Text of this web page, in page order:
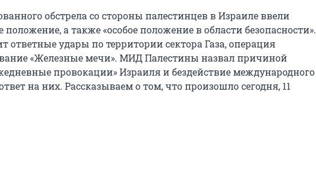
обстрела со стороны палестинцев в Израиле ввели
а также «особое положение в области безопасности».
ответные удары по территории сектора Газа, операция
«Железные мечи». МИД Палестины назвал причиной
провокации» Израиля и бездействие международного
на них. Рассказываем о том, что произошло сегодня, 11